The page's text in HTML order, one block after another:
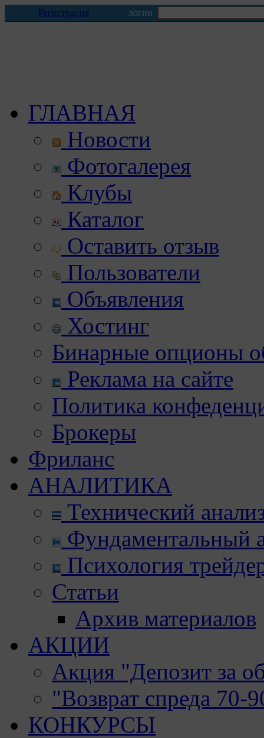
Регистрация логин
ГЛАВНАЯ
Новости
Фотогалерея
Клубы
Каталог
Оставить отзыв
Пользователи
Объявления
Хостинг
Бинарные опционы
Реклама на сайте
Политика
Брокеры
Фриланс
АНАЛИТИКА
Технический
Фундаментальный
Психология
Статьи
Архив материалов
АКЦИИ
Акция "Депозит за
"Возврат спреда 70-
КОНКУРСЫ